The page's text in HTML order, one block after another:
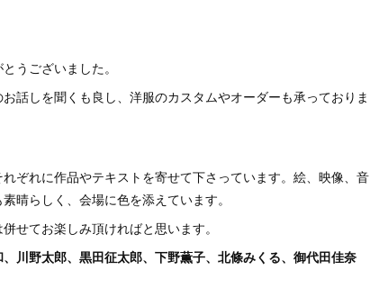
うございました。
話しを聞くも良し、洋服のカスタムやオーダーも承っておりま
ぞれに作品やテキストを寄せて下さっています。絵、映像、音
晴らしく、会場に色を添えています。
せてお楽しみ頂ければと思います。
川野太郎、黒田征太郎、下野薫子、北條みくる、御代田佳奈